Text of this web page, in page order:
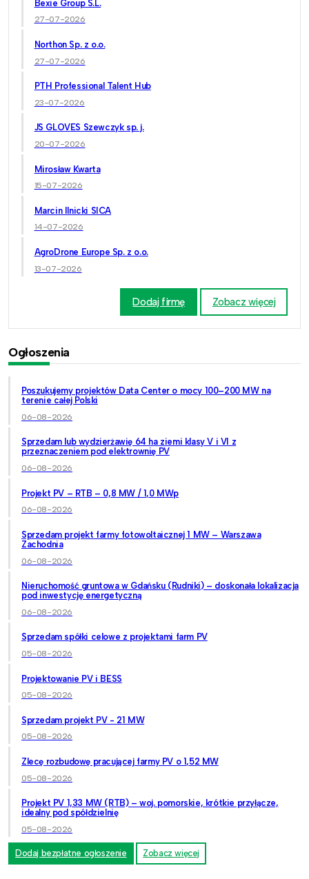
Bexie Group S.L.
27-07-2026
Northon Sp. z o.o.
27-07-2026
PTH Professional Talent Hub
23-07-2026
JS GLOVES Szewczyk sp. j.
20-07-2026
Mirosław Kwarta
15-07-2026
Marcin Ilnicki SICA
14-07-2026
AgroDrone Europe Sp. z o.o.
13-07-2026
Dodaj firmę Zobacz więcej
Ogłoszenia
Poszukujemy projektów Data Center o mocy 100–200 MW na
terenie całej Polski
06-08-2026
Sprzedam lub wydzierżawię 64 ha ziemi klasy V i VI z
przeznaczeniem pod elektrownię PV
06-08-2026
Projekt PV – RTB – 0,8 MW / 1,0 MWp
06-08-2026
Sprzedam projekt farmy fotowoltaicznej 1 MW – Warszawa
Zachodnia
06-08-2026
Nieruchomość gruntowa w Gdańsku (Rudniki) – doskonała lokalizacja
pod inwestycję energetyczną
06-08-2026
Sprzedam spółki celowe z projektami farm PV
05-08-2026
Projektowanie PV i BESS
05-08-2026
Sprzedam projekt PV - 21 MW
05-08-2026
Zlecę rozbudowę pracującej farmy PV o 1,52 MW
05-08-2026
Projekt PV 1,33 MW (RTB) – woj. pomorskie, krótkie przyłącze,
idealny pod spółdzielnię
05-08-2026
Dodaj bezpłatne ogłoszenie Zobacz więcej